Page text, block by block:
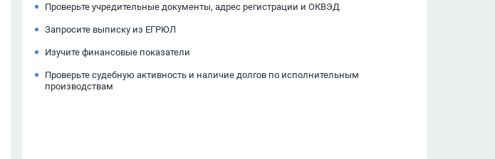
Проверьте учредительные документы, адрес регистрации и ОКВЭД
Запросите выписку из ЕГРЮЛ
Изучите финансовые показатели
Проверьте судебную активность и наличие долгов по исполнительным
производствам